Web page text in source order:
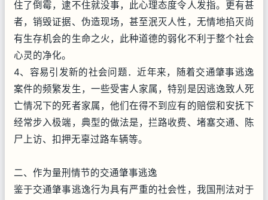
住了倒霉，逮不住就没事，此心理态度令人发指。更有甚
者，销毁证据、伪造现场，甚至泯灭人性，无情地掐灭尚
有生存机会的生命之火，此种道德的弱化不利于整个社会
心灵的净化。
4、容易引发新的社会问题．近年来，随着交通肇事逃逸
案件的频繁发生，一些受害人家属，特别是因逃逸致人死
亡情况下的死者家属，他们在得不到应有的赔偿和安抚下
经常步入极端，典型的做法是，拦路收费、堵塞交通、陈
尸上访、扣押无辜过路车辆等。
二、作为量刑情节的交通肇事逃逸
鉴于交通肇事逃逸行为具有严重的社会性，我国刑法对于